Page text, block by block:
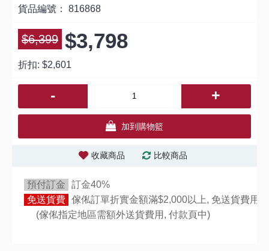
貨品編號： 816868
$6,399 $3,798
折扣: $2,601
- +
加到購物籃
收藏商品 比較商品
預付訂金
訂金40%
免送貨費 傢俬訂單折實金額滿$2,000以上, 免送貨費用,
(傢俬指定地區需額外送貨費用, 付款頁中)